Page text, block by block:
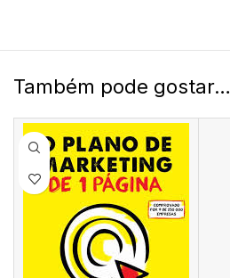
Também pode gostar…